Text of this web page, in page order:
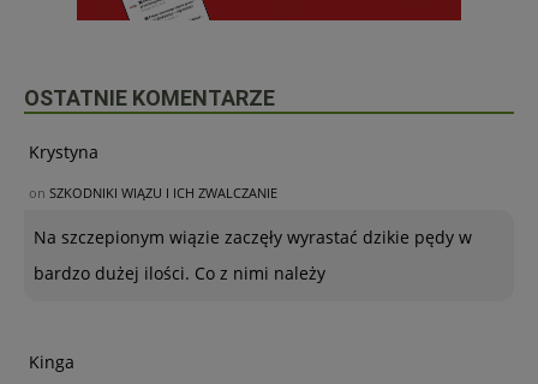
OSTATNIE KOMENTARZE
Krystyna
on SZKODNIKI WIĄZU I ICH ZWALCZANIE
Na szczepionym wiązie zaczęły wyrastać dzikie pędy w
bardzo dużej ilości. Co z nimi należy
Kinga